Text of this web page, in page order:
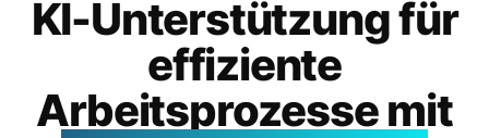
KI-Unterstützung für
effiziente
Arbeitsprozesse mit